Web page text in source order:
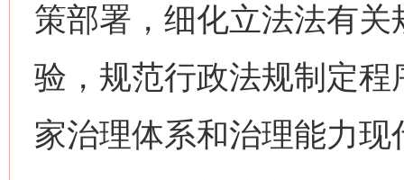
策部署，细化立法法有
验，规范行政法规制定
家治理体系和治理能力现